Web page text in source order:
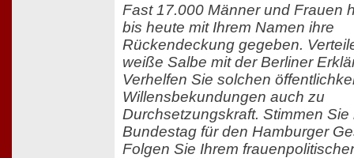
Fast 17.000 Männer und Frauen
bis heute mit Ihrem Namen ihre
Rückendeckung gegeben.
weiße Salbe mit der Berliner
Verhelfen Sie solchen
Willensbekundungen auch zu
Durchsetzungskraft. Stimmen Sie
Bundestag für den Hamburger
Folgen Sie Ihrem